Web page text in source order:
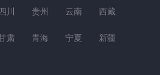
四川 贵州 云南 西藏
肃 青海 宁夏 新疆